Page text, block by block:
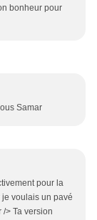
bonheur pour
Samar
pour la
voulais un pavé
> Ta version